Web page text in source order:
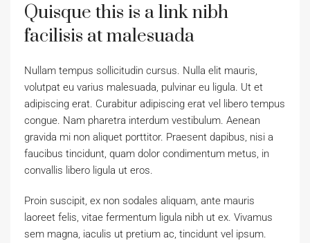
Quisque this is a link nibh
facilisis at malesuada
Nullam tempus sollicitudin cursus. Nulla elit mauris,
volutpat eu varius malesuada, pulvinar eu ligula. Ut et
adipiscing erat. Curabitur adipiscing erat vel libero tempus
congue. Nam pharetra interdum vestibulum. Aenean
gravida mi non aliquet porttitor. Praesent dapibus, nisi a
faucibus tincidunt, quam dolor condimentum metus, in
convallis libero ligula ut eros.
Proin suscipit, ex non sodales aliquam, ante mauris
laoreet felis, vitae fermentum ligula nibh ut ex. Vivamus
sem magna, iaculis ut pretium ac, tincidunt vel ipsum.